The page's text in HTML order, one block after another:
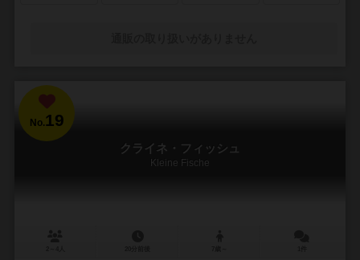
No.19
クライネ・フィッシュ
Kleine Fische